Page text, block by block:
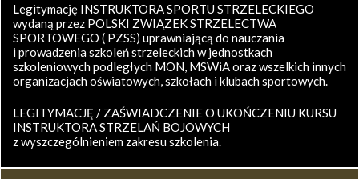
Legitymację INSTRUKTORA SPORTU STRZELECKIEGO
wydaną przez POLSKI ZWIĄZEK STRZELECTWA
SPORTOWEGO ( PZSS) uprawniającą do nauczania
i prowadzenia szkoleń strzeleckich w jednostkach
szkoleniowych podległych MON, MSWiA oraz wszelkich innych
organizacjach oświatowych, szkołach i klubach sportowych.
LEGITYMACJĘ / ZAŚWIADCZENIE O UKOŃCZENIU KURSU
INSTRUKTORA STRZELAŃ BOJOWYCH
z wyszczególnieniem zakresu szkolenia.